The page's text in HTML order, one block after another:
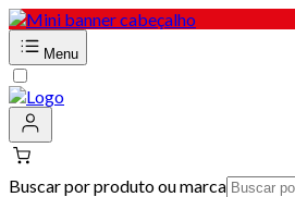
Menu
Buscar por produto ou marca